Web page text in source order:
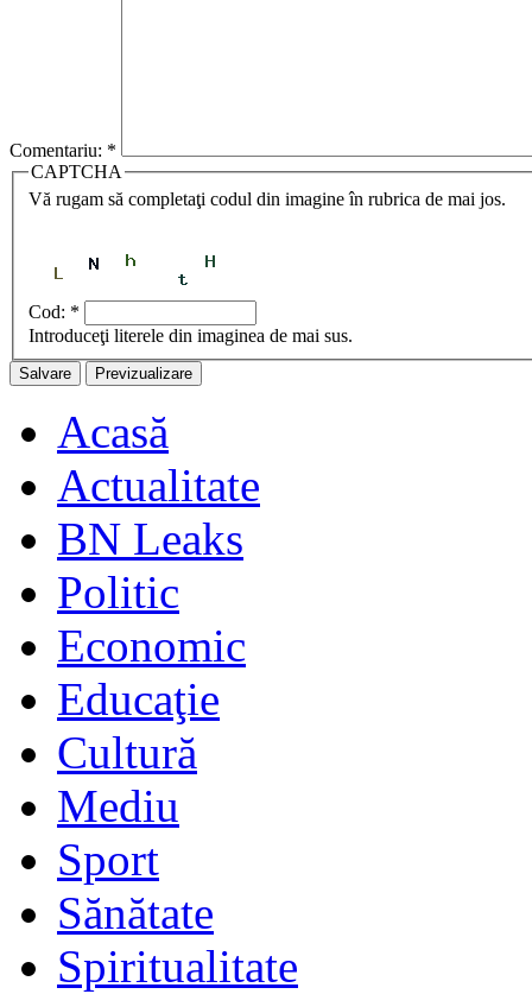
Comentariu: *
CAPTCHA
Vă rugam să completaţi codul din imagine în rubrica de mai jos.
Cod: *
Introduceţi literele din imaginea de mai sus.
Acasă
Actualitate
BN Leaks
Politic
Economic
Educaţie
Cultură
Mediu
Sport
Sănătate
Spiritualitate